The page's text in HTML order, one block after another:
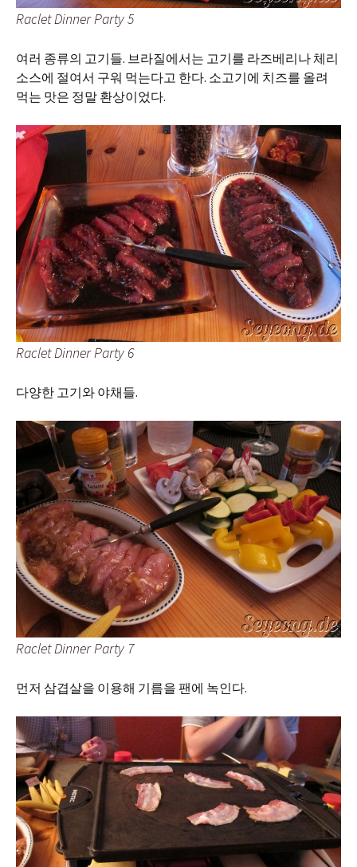
Raclet Dinner Party 5
여러 종류의 고기들. 브라질에서는 고기를 라즈베리나 체리
소스에 절여서 구워 먹는다고 한다. 소고기에 치즈를 올려
먹는 맛은 정말 환상이었다.
Raclet Dinner Party 6
다양한 고기와 야채들.
Raclet Dinner Party 7
먼저 삼겹살을 이용해 기름을 팬에 녹인다.